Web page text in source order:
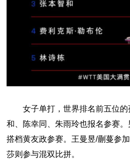
女子单打，世界排名前五位的
和、陈幸同、朱雨玲也报名参赛
搭档黄友政参赛。王曼昱/蒯蔓参
莎则参与混双比拼。